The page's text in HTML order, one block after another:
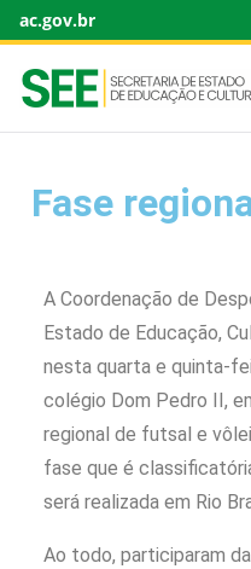
ac.gov.br
Fase
A Coordenação de
Estado de Educação,
nesta quarta e quinta-
colégio Dom Pedro II,
regional de futsal e
fase que é
será realizada em Rio
Ao todo, participaram